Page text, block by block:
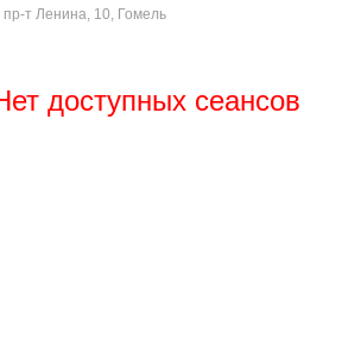
пр-т Ленина, 10, Гомель
доступных сеансов